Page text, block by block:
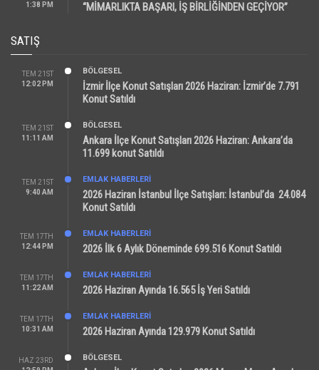
1:38 PM
“MİMARLIKTA BAŞARI, İŞ BİRLİĞİNDEN GEÇİYOR”
SATIŞ
TEM 21ST
12:02 PM
BÖLGESEL
İzmir İlçe Konut Satışları 2026 Haziran: İzmir’de 7.791
Konut Satıldı
TEM 21ST
11:11 AM
BÖLGESEL
Ankara İlçe Konut Satışları 2026 Haziran: Ankara’da
11.699 konut Satıldı
TEM 21ST
9:40 AM
EMLAK HABERLERI
2026 Haziran İstanbul İlçe Satışları: İstanbul’da 24.084
Konut Satıldı
TEM 17TH
12:44 PM
EMLAK HABERLERI
2026 İlk 6 Aylık Döneminde 699.516 Konut Satıldı
TEM 17TH
11:22 AM
EMLAK HABERLERI
2026 Haziran Ayında 16.565 İş Yeri Satıldı
TEM 17TH
10:31 AM
EMLAK HABERLERI
2026 Haziran Ayında 129.979 Konut Satıldı
HAZ 23RD
BÖLGESEL